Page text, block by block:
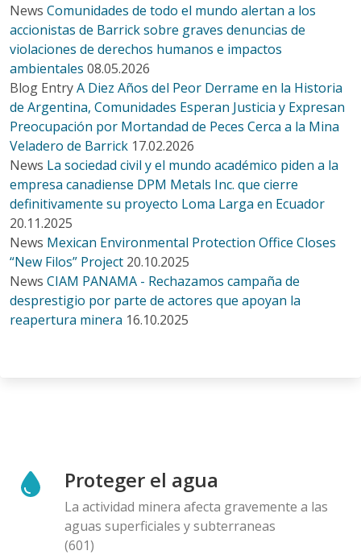
News Comunidades de todo el mundo alertan a los
accionistas de Barrick sobre graves denuncias de
violaciones de derechos humanos e impactos
ambientales 08.05.2026
Blog EntryA Diez Años del Peor Derrame en la Historia
de Argentina, Comunidades Esperan Justicia y Expresan
Preocupación por Mortandad de Peces Cerca a la Mina
Veladero de Barrick 17.02.2026
News La sociedad civil y el mundo académico piden a la
empresa canadiense DPM Metals Inc. que cierre
definitivamente su proyecto Loma Larga en Ecuador
20.11.2025
News Mexican Environmental Protection Office Closes
“New Filos” Project 20.10.2025
News CIAM PANAMA - Rechazamos campaña de
desprestigio por parte de actores que apoyan la
reapertura minera 16.10.2025
Proteger el agua
La actividad minera afecta gravemente a las
aguas superficiales y subterraneas
(601)